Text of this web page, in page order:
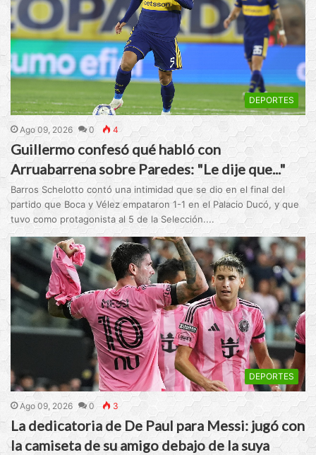
DEPORTES
Ago 09, 2026 0 4
Guillermo confesó qué habló con
Arruabarrena sobre Paredes: "Le dije que..."
Barros Schelotto contó una intimidad que se dio en el final del
partido que Boca y Vélez empataron 1-1 en el Palacio Ducó, y que
tuvo como protagonista al 5 de la Selección....
DEPORTES
Ago 09, 2026 0 3
La dedicatoria de De Paul para Messi: jugó con
la camiseta de su amigo debajo de la suya